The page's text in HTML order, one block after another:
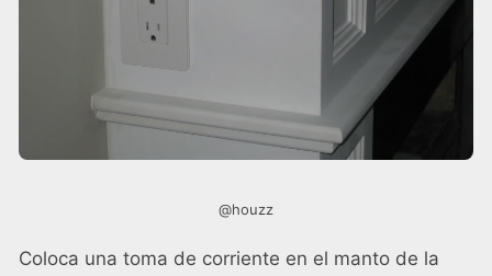
@houzz
Coloca una toma de corriente en el manto de la